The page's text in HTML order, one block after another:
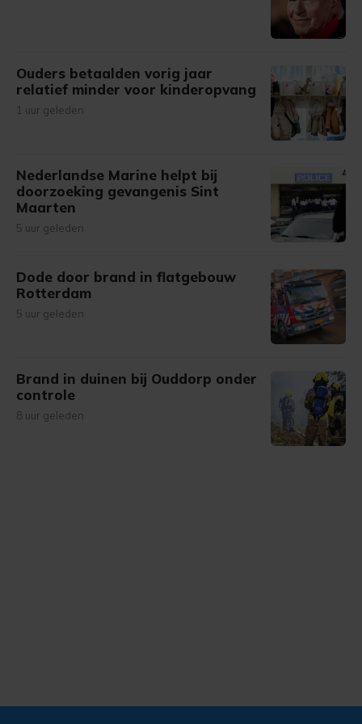
Ouders betaalden vorig jaar
relatief minder voor kinderopvang
1 uur geleden
Nederlandse Marine helpt bij
doorzoeking gevangenis Sint
Maarten
5 uur geleden
Dode door brand in flatgebouw
Rotterdam
5 uur geleden
Brand in duinen bij Ouddorp onder
controle
8 uur geleden